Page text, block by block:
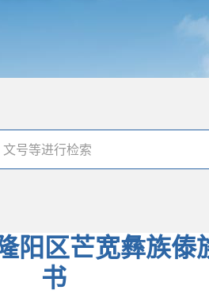
阳区芒宽彝族
书